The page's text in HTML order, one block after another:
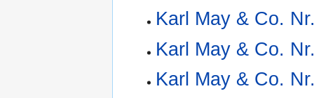
Karl May & Co.
Karl May & Co.
Karl May & Co.